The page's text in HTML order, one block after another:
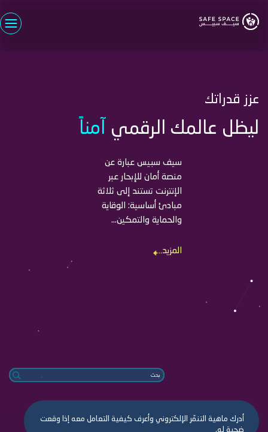
إلى
المحتوى
مستخدم جديد؟
عزز قدراتك
ليظل عالمك الرقمي آمناً
سيف سبيس عبارة عن
منصة أمان للإبحار عبر
الإنترنت تستند إلى ثلاثة
مبادئ أساسية: الوقاية
والحماية والتمكين...
المزيد
أدرك ماهية التنمّر الإلكتروني وأعرف كيفية التعامل معه إذا وقعت
ضحية له.